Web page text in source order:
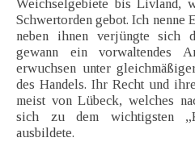
Weichselgebiete bis Livland,
Schwertorden gebot. Ich
neben ihnen verjüngte sich
gewann ein vorwaltendes
erwuchsen unter
des Handels. Ihr Recht und
meist von Lübeck, welches
sich zu dem wichtigsten
ausbildete.